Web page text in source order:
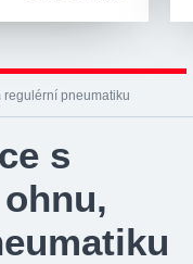
regulérní pneumatiku
s